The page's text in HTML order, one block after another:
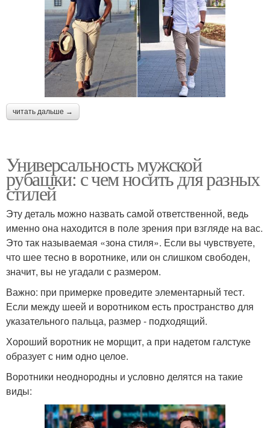
читать дальше →
Универсальность мужской
рубашки: с чем носить для разных
стилей
Эту деталь можно назвать самой ответственной, ведь
именно она находится в поле зрения при взгляде на вас.
Это так называемая «зона стиля». Если вы чувствуете,
что шее тесно в воротнике, или он слишком свободен,
значит, вы не угадали с размером.
Важно: при примерке проведите элементарный тест.
Если между шеей и воротником есть пространство для
указательного пальца, размер - подходящий.
Хороший воротник не морщит, а при надетом галстуке
образует с ним одно целое.
Воротники неоднородны и условно делятся на такие
виды: